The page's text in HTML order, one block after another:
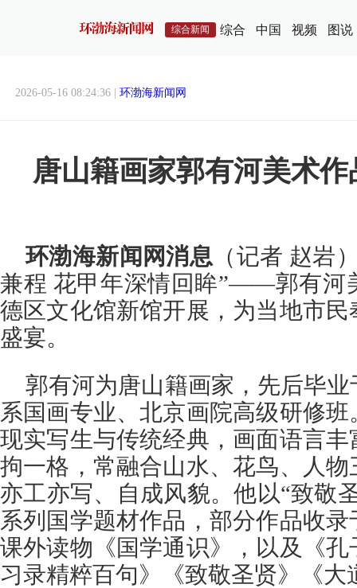
综合新闻 综合 中国 视频 图说
2026-05-16 08:24:36 | 环渤海新闻网
唐山籍画家郭有河美术
环渤海新闻网消息 （记者 赵岩
兼程 花甲年深情回眸”——郭有河
德区文化馆新馆开展，为当地市
盛宴。
郭有河为唐山籍画家，先后毕
系国画专业、北京画院高级研修
现实写生与传统经典，画面语言
拘一格，常融合山水、花鸟、人
亦工亦写、自成风貌。他以“致敬
系列国学题材作品，部分作品收
课外读物《国学通识》，以及《
习录精粹百句》《致敬圣贤》《大